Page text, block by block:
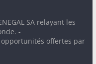
SA relayant les
-
opportunités offertes par